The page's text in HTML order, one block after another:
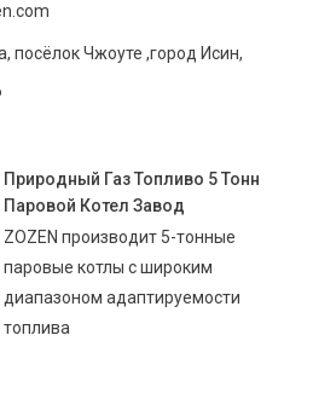
посёлок Чжоуте ,город Исин,
Природный Газ Топливо 5 Тонн
Паровой Котел Завод
ZOZEN производит 5-тонные
паровые котлы с широким
диапазоном адаптируемости
топлива